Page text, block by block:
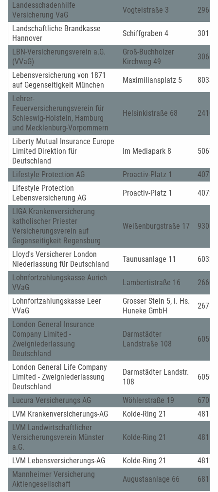
Landesschadenhilfe
Versicherung VaG
Vogteistraße 3
29683
Landschaftliche Brandkasse
Hannover
Schiffgraben 4
30159
LBN-Versicherungsverein a.G.
(VVaG)
Groß-Buchholzer
Kirchweg 49
30655
Lebensversicherung von 1871
auf Gegenseitigkeit München
Maximiliansplatz 5
80333
Lehrer-
Feuerversicherungsverein für
Schleswig-Holstein, Hamburg
und Mecklenburg-Vorpommern
Helsinkistraße 68 24109
Liberty Mutual Insurance Europe
Limited Direktion für
Deutschland
Im Mediapark 8 50670
Lifestyle Protection AG Proactiv-Platz 1
40721
Lifestyle Protection
Lebensversicherung AG
Proactiv-Platz 1
40721
LIGA Krankenversicherung
katholischer Priester
Versicherungsverein auf
Gegenseitigkeit Regensburg
Weißenburgstraße 17 93055
Lloyd's Versicherer London
Niederlassung für Deutschland
Taunusanlage 11
60329
Lohnfortzahlungskasse Aurich
VVaG
Lambertistraße 16
26603
Lohnfortzahlungskasse Leer
VVaG
Grosser Stein 5, i. Hs.
Huneke GmbH
26789
London General Insurance
Company Limited -
Zweigniederlassung
Deutschland
Darmstädter
Landstraße 108
60598
London General Life Company
Limited - Zweigniederlassung
Deutschland
Darmstädter Landstr.
108
60598
Lucura Versicherungs AG Wöhlerstraße 19
67063
LVM Krankenversicherungs-AG
Kolde-Ring 21
48151
LVM Landwirtschaftlicher
Versicherungsverein Münster
a.G.
Kolde-Ring 21 48151
LVM Lebensversicherungs-AG Kolde-Ring 21
48126
Mannheimer Versicherung
Aktiengesellschaft
Augustaanlage 66 68165